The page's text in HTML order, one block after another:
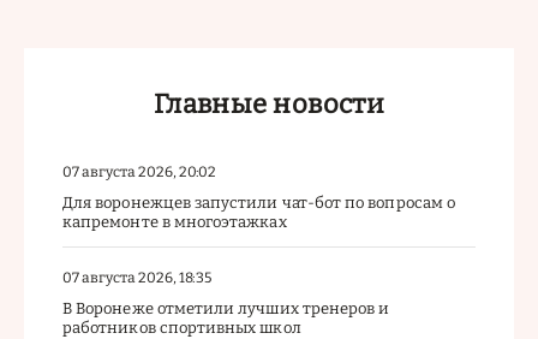
Главные новости
07 августа 2026, 20:02
Для воронежцев запустили чат-бот по вопросам о
капремонте в многоэтажках
07 августа 2026, 18:35
В Воронеже отметили лучших тренеров и
работников спортивных школ